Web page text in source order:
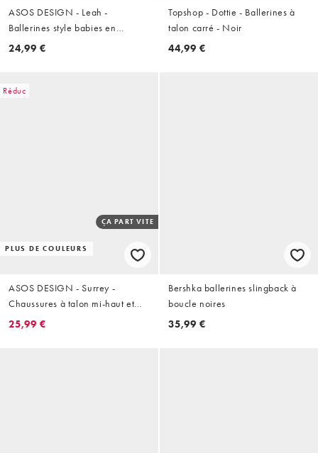
ASOS DESIGN - Leah -
Ballerines style babies en
suédine - Noir
24,99 €
Topshop - Dottie - Ballerines à
talon carré - Noir
44,99 €
Réduc
PLUS DE COULEURS
ÇA PART VITE
ASOS DESIGN - Surrey -
Chaussures à talon mi-haut et
bride arrière en suédine - Noir
25,99 €
Bershka ballerines slingback à
boucle noires
35,99 €